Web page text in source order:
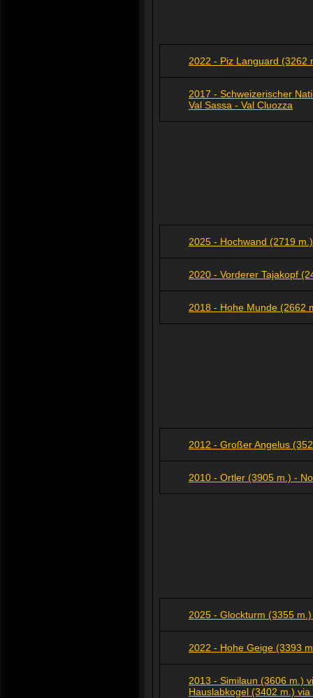
2022 - Piz Languard (3262
2017 - Schweizerischer
Val Sassa - Val Cluozza
2025 - Hochwand (2719 m.)
2020 - Vorderer Tajakopf
2018 - Hohe Munde (2662
2012 - Großer Angelus
2010 - Ortler (3905 m.) -
2025 - Glockturm (3355
2022 - Hohe Geige (3393
2013 - Similaun (3606 m.)
Hauslabkogel (3402 m.)